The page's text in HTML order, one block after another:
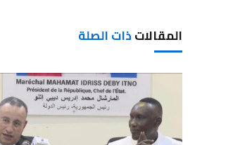
المقالاتذات الصلة